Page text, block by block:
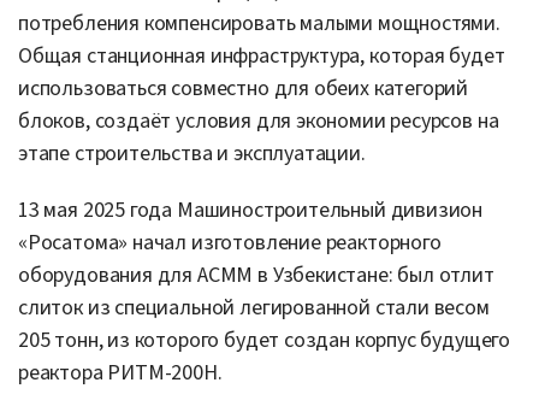
потребления компенсировать малыми мощностями.
Общая станционная инфраструктура, которая будет
использоваться совместно для обеих категорий
блоков, создаёт условия для экономии ресурсов на
этапе строительства и эксплуатации.
13 мая 2025 года Машиностроительный дивизион
«Росатома» начал изготовление реакторного
оборудования для АСММ в Узбекистане: был отлит
слиток из специальной легированной стали весом
205 тонн, из которого будет создан корпус будущего
реактора РИТМ-200Н.